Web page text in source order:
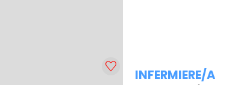
INFERMIERE/A